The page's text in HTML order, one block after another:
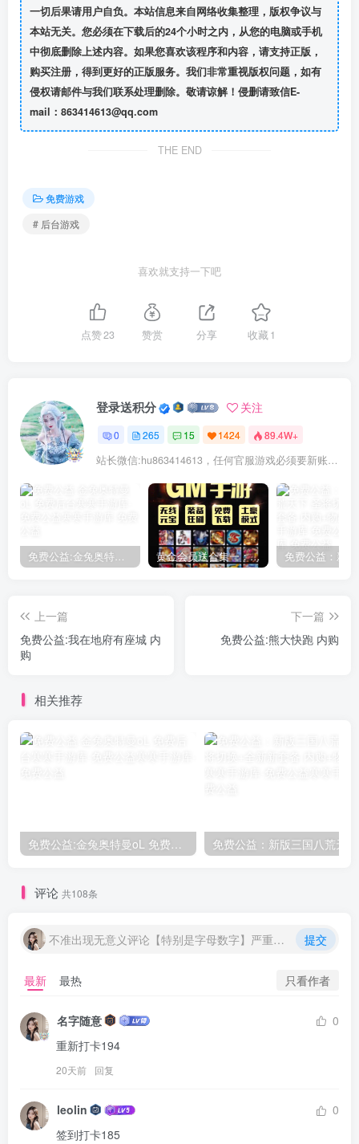
一切后果请用户自负。本站信息来自网络收集整理，版权争议与
本站无关。您必须在下载后的24个小时之内，从您的电脑或手机
中彻底删除上述内容。如果您喜欢该程序和内容，请支持正版，
购买注册，得到更好的正版服务。我们非常重视版权问题，如有
侵权请邮件与我们联系处理删除。敬请谅解！侵删请致信E-
mail：863414613@qq.com
THE END
免费游戏
# 后台游戏
喜欢就支持一下吧
点赞23 赞赏 分享 收藏1
登录送积分 关注
0 265 15 1424 89.4W+
站长微信:hu863414613，任何官服游戏必须要新账号注册！充值前记得找我审核账号!
免费公益:金兔奥特曼oL 免费后台 黄金会员送合集一：150款后台手游合集
上一篇
免费公益:我在地府有座城 内
购
下一篇
免费公益:熊大快跑 内购
相关推荐
免费公益:金兔奥特曼oL 免费后台
评论 共108条
不准出现无意义评论【特别是字母数字】严重封号处理 提交
最新 最热 只看作者
名字随意
0
重新打卡194
20天前 回复
leolin
0
签到打卡185